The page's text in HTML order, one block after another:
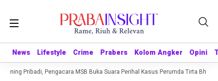
News Lifestyle Crime Prabers Kolom Angker Opini
News Lifestyle Crime Prabers Kolom Angker Opini
Pribadi, Pengacara MSB Buka Suara Perihal Kasus Perumda Tirta